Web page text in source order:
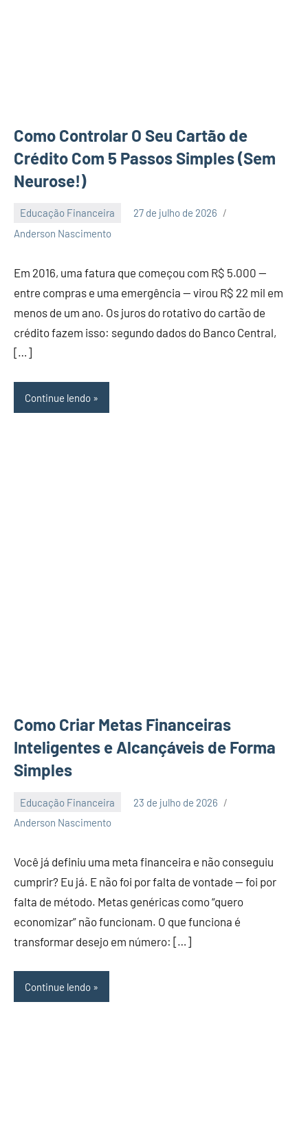
Como Controlar O Seu Cartão de
Crédito Com 5 Passos Simples (Sem
Neurose!)
Educação Financeira
27 de julho de 2026
Anderson Nascimento
2
Em 2016, uma fatura que começou com R$ 5.000 —
entre compras e uma emergência — virou R$ 22 mil em
menos de um ano. Os juros do rotativo do cartão de
crédito fazem isso: segundo dados do Banco Central,
[…]
Continue lendo
Como Criar Metas Financeiras
Inteligentes e Alcançáveis de Forma
Simples
Educação Financeira
23 de julho de 2026
Anderson Nascimento
3
Você já definiu uma meta financeira e não conseguiu
cumprir? Eu já. E não foi por falta de vontade — foi por
falta de método. Metas genéricas como “quero
economizar” não funcionam. O que funciona é
transformar desejo em número: […]
Continue lendo